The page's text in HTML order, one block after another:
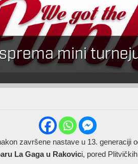
mini
završene nastave u 13. generaciji
La Gaga u Rakovici, pored